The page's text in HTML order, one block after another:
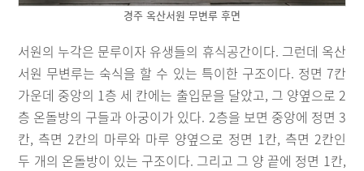
경주 옥산서원 무변루 후면
서원의 누각은 문루이자 유생들의 휴식공간이다. 그런데 옥산
서원 무변루는 숙식을 할 수 있는 특이한 구조이다. 정면 7칸
가운데 중앙의 1층 세 칸에는 출입문을 달았고, 그 양옆으로 2
층 온돌방의 구들과 아궁이가 있다. 2층을 보면 중앙에 정면 3
칸, 측면 2칸의 마루와 마루 양옆으로 정면 1칸, 측면 2칸인
두 개의 온돌방이 있는 구조이다. 그리고 그 양 끝에 정면 1칸,